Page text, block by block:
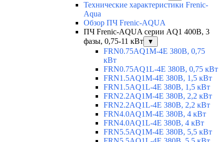
Технические характеристики Frenic-
Aqua
Обзор ПЧ Frenic-AQUA
ПЧ Frenic-AQUA серии AQ1 400В, 3
фазы, 0,75-11 кВт
▼
FRN0.75AQ1M-4E 380В, 0,75
кВт
FRN0.75AQ1L-4E 380В, 0,75 кВт
FRN1.5AQ1M-4E 380В, 1,5 кВт
FRN1.5AQ1L-4E 380В, 1,5 кВт
FRN2.2AQ1M-4E 380В, 2,2 кВт
FRN2.2AQ1L-4E 380В, 2,2 кВт
FRN4.0AQ1M-4E 380В, 4 кВт
FRN4.0AQ1L-4E 380В, 4 кВт
FRN5.5AQ1M-4E 380В, 5,5 кВт